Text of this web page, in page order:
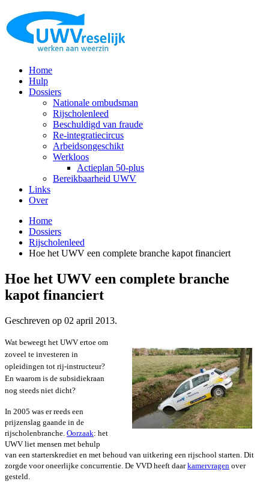
Home
Hulp
Dossiers
Nationale ombudsman
Rijscholenleed
Beschuldigd van fraude
Re-integratiecircus
Arbeidsongeschikt
Werkloos
Actieplan 50-plus
Bereikbaarheid UWV
Links
Over
Home
Dossiers
Rijscholenleed
Hoe het UWV een complete branche kapot financiert
Hoe het UWV een complete branche
kapot financiert
Geschreven op 02 april 2013.
Wat beweegt het UWV ertoe om
zoveel te investeren in
opleidingen tot rij-instructeur?
En waarom is de subsidiekraan
nog steeds niet dicht?
In 2005 was er reeds een
prijzenslag gaande in de
rijscholenbranche. Oorzaak: het
UWV liet mensen met behulp
van een starterskrediet en met behoud van uitkering een rijschool starten. Dit
zorgde vooroneerlijke concurrentie. De VVD heeft daarkamervragen over
gesteld.